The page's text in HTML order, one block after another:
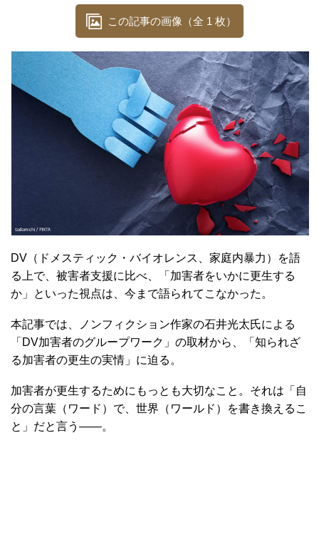
この記事の画像（全 1 枚）
DV（ドメスティック・バイオレンス、家庭内暴力）を語
る上で、被害者支援に比べ、「加害者をいかに更生する
か」といった視点は、今まで語られてこなかった。
本記事では、ノンフィクション作家の石井光太氏による
「DV加害者のグループワーク」の取材から、「知られざ
る加害者の更生の実情」に迫る。
加害者が更生するためにもっとも大切なこと。それは「自
分の言葉（ワード）で、世界（ワールド）を書き換えるこ
と」だと言う――。